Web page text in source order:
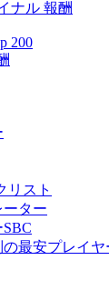
ナル 報酬
200
リスト
ーター
最安プレイヤ